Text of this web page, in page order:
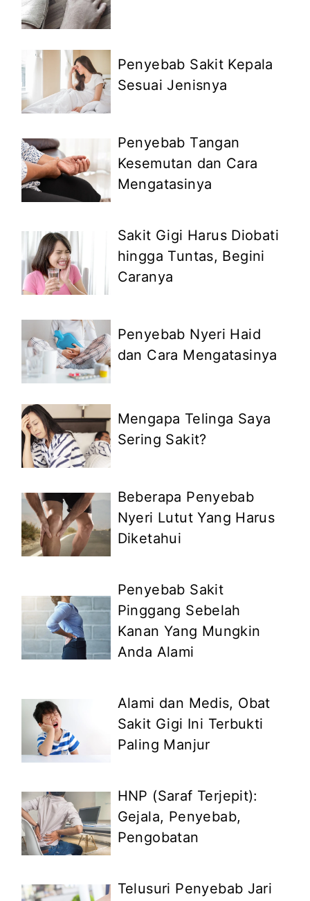
Penyebab Sakit Kepala
Sesuai Jenisnya
Penyebab Tangan
Kesemutan dan Cara
Mengatasinya
Sakit Gigi Harus Diobati
hingga Tuntas, Begini
Caranya
Penyebab Nyeri Haid
dan Cara Mengatasinya
Mengapa Telinga Saya
Sering Sakit?
Beberapa Penyebab
Nyeri Lutut Yang Harus
Diketahui
Penyebab Sakit
Pinggang Sebelah
Kanan Yang Mungkin
Anda Alami
Alami dan Medis, Obat
Sakit Gigi Ini Terbukti
Paling Manjur
HNP (Saraf Terjepit):
Gejala, Penyebab,
Pengobatan
Telusuri Penyebab Jari